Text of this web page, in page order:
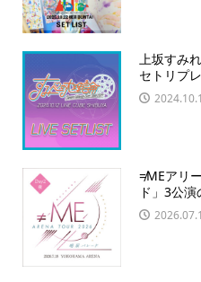
上坂すみ
セトリプ
≠MEアリ
ド」3公